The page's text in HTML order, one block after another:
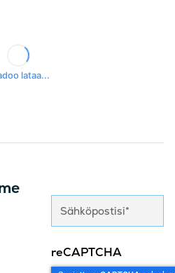
reCAPTCHA